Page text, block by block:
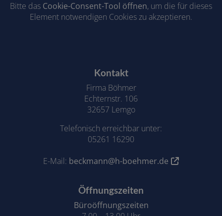
Bitte das Cookie-Consent-Tool öffnen, um die für dieses
Element notwendigen Cookies zu akzeptieren.
Footer - Kontaktdaten und Öffnungszeiten
Kontakt
Firma Böhmer
Echternstr. 106
32657 Lemgo
Telefonisch erreichbar unter:
05261 16290
E-Mail: beckmann@h-boehmer.de
Öffnungszeiten
Büroöffnungszeiten